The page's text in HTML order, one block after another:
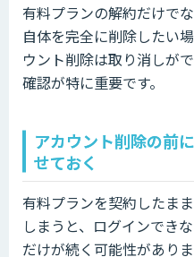
有料プランの解約だけで
自体を完全に削除したい
ウント削除は取り消しが
確認が特に重要です。
アカウント削除の前
せておく
有料プランを契約したま
しまうと、ログインでき
だけが続く可能性がありま